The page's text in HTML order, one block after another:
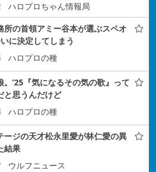
ハロプロちゃん情報局
所の首領アミー谷本が選ぶスペオ
に決定してしまう
ハロプロの種
。’25『気になるその気の歌』って
と思うんだけど
ハロプロの種
ージの天才松永里愛が林仁愛の異
結果
ウルフニュース